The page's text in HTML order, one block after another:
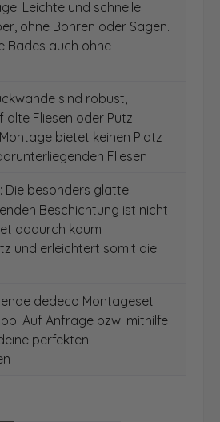
Leichte und schnelle
ohne Bohren oder Sägen.
Bades auch ohne
sind robust,
Fliesen oder Putz
bietet keinen Platz
Fliesen
Die besonders glatte
Beschichtung ist nicht
dadurch kaum
und erleichtert somit die
dedeco Montageset
Auf Anfrage bzw. mithilfe
perfekten